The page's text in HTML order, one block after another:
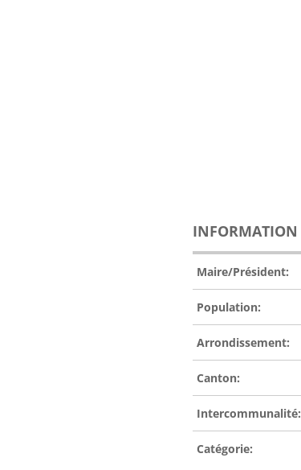
INFORMATION
Maire/Président:
Population:
Arrondissement:
Canton:
Intercommunalité:
Catégorie: